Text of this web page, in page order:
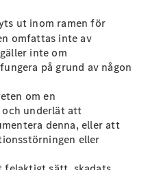
ut inom ramen för
omfattas inte av
inte om
på grund av någon
om en
underlät att
denna, eller att
eller